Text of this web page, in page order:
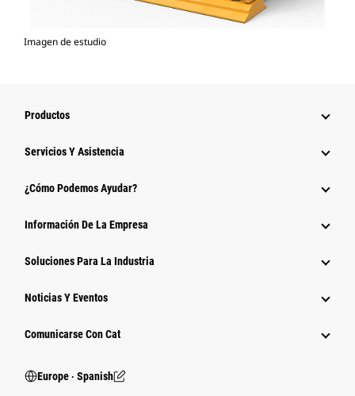
Imagen de estudio
Productos
Servicios Y Asistencia
¿Cómo Podemos Ayudar?
Información De La Empresa
Soluciones Para La Industria
Noticias Y Eventos
Comunicarse Con Cat
Europe ‧ Spanish